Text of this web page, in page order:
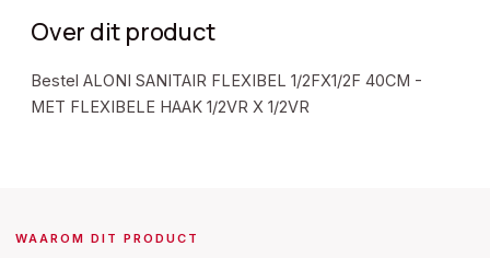
Over dit product
Bestel ALONI SANITAIR FLEXIBEL 1/2FX1/2F 40CM -
MET FLEXIBELE HAAK 1/2VR X 1/2VR
WAAROM DIT PRODUCT